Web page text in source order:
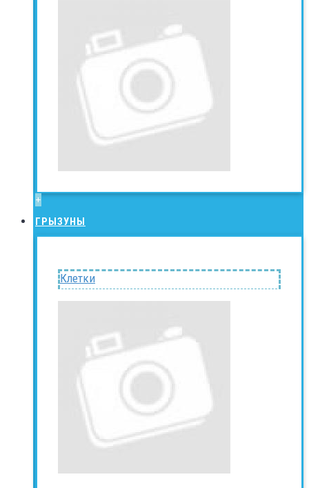
+
ГРЫЗУНЫ
Клетки